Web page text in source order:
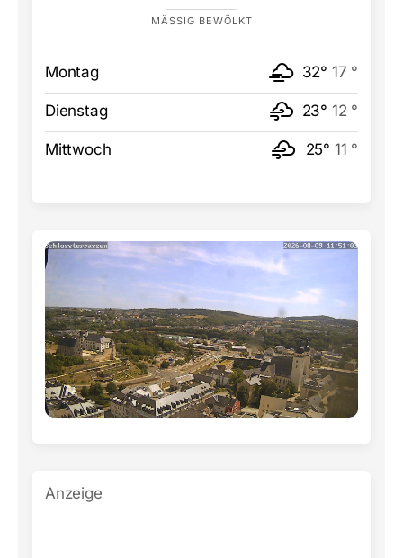
MÄSSIG BEWÖLKT
Montag 32° 17 °
Dienstag 23° 12 °
Mittwoch 25° 11 °
Anzeige